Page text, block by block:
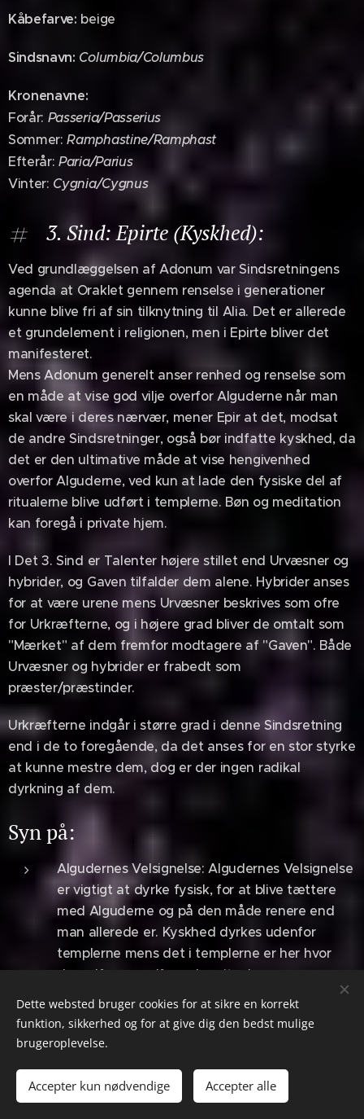
Kåbefarve: beige
Sindsnavn: Columbia/Columbus
Kronenavne:
Forår: Passeria/Passerius
Sommer:Ramphastine/Ramphast
Efterår:Paria/Parius
Vinter: Cygnia/Cygnus
3. Sind: Epirte (Kyskhed):
Ved grundlæggelsen af Adonum var Sindsretningens
agenda at Oraklet gennem renselse i generationer
kunne blive fri af sin tilknytning til Alia. Det er allerede
et grundelement i religionen, men i Epirte bliver det
manifesteret.
Mens Adonum generelt anser renhed og renselse som
en måde at vise god vilje overfor Alguderne når man
skal være i deres nærvær, mener Epir at det, modsat
de andre Sindsretninger, også bør indfatte kyskhed, da
det er den ultimative måde at vise hengivenhed
overfor Alguderne, ved kun at lade den fysiske del af
ritualerne blive udført i templerne. Bøn og meditation
kan foregå i private hjem.
I Det 3. Sind er Talenter højere stillet end Urvæsner og
hybrider, og Gaven tilfalder dem alene. Hybrider anses
for at være urene mens Urvæsner beskrives som ofre
for Urkræfterne, og i højere grad bliver de omtalt som
"Mærket" af dem fremfor modtagere af "Gaven". Både
Urvæsner og hybrider er frabedt som
præster/præstinder.
Urkræfterne indgår i større grad i denne Sindsretning
end i de to foregående, da det anses for en stor styrke
at kunne mestre dem, dog er der ingen radikal
dyrkning af dem.
Syn på:
Algudernes Velsignelse: Algudernes Velsignelse
er vigtigt at dyrke fysisk, for at blive tættere
med Alguderne og på den måde renere end
man allerede er. Kyskhed dyrkes udenfor
templerne mens det i templerne er her hvor
der udføres undfangelsesritualer.
Renhed og renselse: Renhed og renselse sker
ikke udelukkende gennem vask og hygiejne.
Det kan også handle om renhed i slægter,
smykker og lignende anses for urene.
Tildækkelse, maskering og i ekstreme tilfælde
Dette websted bruger cookies for at sikre en korrekt
funktion, sikkerhed og for at give dig den bedst mulige
brugeroplevelse.
Accepter kun nødvendige Accepter alle